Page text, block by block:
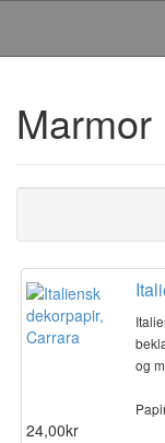
Marmor
og
24,00kr